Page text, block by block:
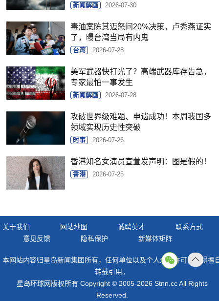
新闻解画 2026-07-30
毒油案陈其迈怒问20%决策，卢秀燕证实
了，曝台湾当局有内鬼
台湾 2026-07-28
美军武器快打光了？高端武器库存告急，
专家最怕一事发生
新闻解画 2026-07-28
攻破世界级难题、申遗成功！本周我国多
领域实现历史性突破
时事 2026-07-26
香港知名女演员宣萱发声明：图是假的！
香港 2026-07-25
关于我们 网站地图 诚聘英才
联系方式
意见反馈
隐私保护 新媒体矩阵
本网站内容归星岛新闻集团所有，任何单位以及个人未经许可，不得擅
转载引用。
星岛环球网版权所有 Copyright © 2005-2026 Stnn.cc All Rights
Reserved.
顶部